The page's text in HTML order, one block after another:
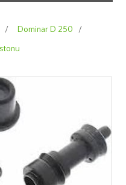
/ Dominar D 250
/